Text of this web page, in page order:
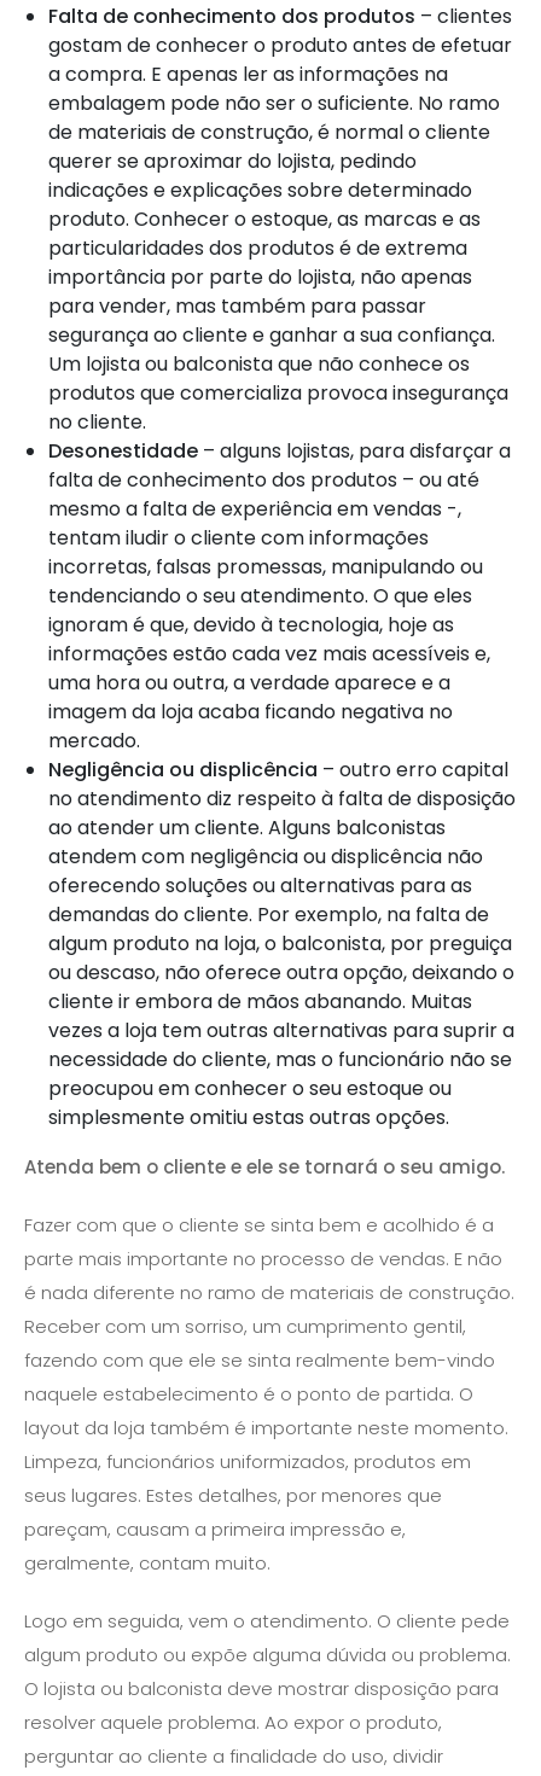
Falta de conhecimento dos produtos – clientes
gostam de conhecer o produto antes de efetuar
a compra. E apenas ler as informações na
embalagem pode não ser o suficiente. No ramo
de materiais de construção, é normal o cliente
querer se aproximar do lojista, pedindo
indicações e explicações sobre determinado
produto. Conhecer o estoque, as marcas e as
particularidades dos produtos é de extrema
importância por parte do lojista, não apenas
para vender, mas também para passar
segurança ao cliente e ganhar a sua confiança.
Um lojista ou balconista que não conhece os
produtos que comercializa provoca insegurança
no cliente.
Desonestidade – alguns lojistas, para disfarçar a
falta de conhecimento dos produtos – ou até
mesmo a falta de experiência em vendas -,
tentam iludir o cliente com informações
incorretas, falsas promessas, manipulando ou
tendenciando o seu atendimento. O que eles
ignoram é que, devido à tecnologia, hoje as
informações estão cada vez mais acessíveis e,
uma hora ou outra, a verdade aparece e a
imagem da loja acaba ficando negativa no
mercado.
Negligência ou displicência – outro erro capital
no atendimento diz respeito à falta de disposição
ao atender um cliente. Alguns balconistas
atendem com negligência ou displicência não
oferecendo soluções ou alternativas para as
demandas do cliente. Por exemplo, na falta de
algum produto na loja, o balconista, por preguiça
ou descaso, não oferece outra opção, deixando o
cliente ir embora de mãos abanando. Muitas
vezes a loja tem outras alternativas para suprir a
necessidade do cliente, mas o funcionário não se
preocupou em conhecer o seu estoque ou
simplesmente omitiu estas outras opções.
Atenda bem o cliente e ele se tornará o seu amigo.
Fazer com que o cliente se sinta bem e acolhido é a
parte mais importante no processo de vendas. E não
é nada diferente no ramo de materiais de construção.
Receber com um sorriso, um cumprimento gentil,
fazendo com que ele se sinta realmente bem-vindo
naquele estabelecimento é o ponto de partida. O
layout da loja também é importante neste momento.
Limpeza, funcionários uniformizados, produtos em
seus lugares. Estes detalhes, por menores que
pareçam, causam a primeira impressão e,
geralmente, contam muito.
Logo em seguida, vem o atendimento. O cliente pede
algum produto ou expõe alguma dúvida ou problema.
O lojista ou balconista deve mostrar disposição para
resolver aquele problema. Ao expor o produto,
perguntar ao cliente a finalidade do uso, dividir